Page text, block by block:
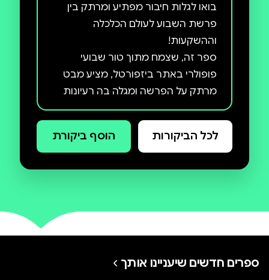
בואו לגלות חיבור מפתיע ומרתק בין
פרשת השבוע לעולם הכלכלה
ספר זה, שצמח מתוך טור שבועי
פופולרי באתר ביזפורטל, מציע מבט
מרתק על הפרשה ומגלה בה רעיונות
עכשוויים ורלוונטיים לתחום הכלכלי.
המאמרים השונים שוזרים יחדיו
פרשנויות מסורתיות ומודרניות,
עשירה, מקורית ומעמיקה של נושאים
נידונים בהרחבה, החל ממדיניות
לכל הביקורות הוסף ביקורת
ספרים חדשים שיעניינו אותך